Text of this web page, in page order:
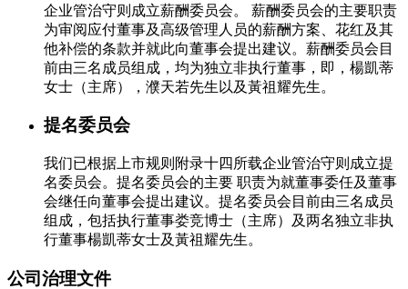
企业管治守则成立薪酬委员会。 薪酬委员会的主要职责
为审阅应付董事及高级管理人员的薪酬方案、花红及其
他补偿的条款并就此向董事会提出建议。薪酬委员会目
前由三名成员组成，均为独立非执行董事，即，楊凱蒂
女士（主席），濮天若先生以及黃祖耀先生。
提名委员会
我们已根据上市规则附录十四所载企业管治守则成立提
名委员会。提名委员会的主要 职责为就董事委任及董事
会继任向董事会提出建议。提名委员会目前由三名成员
组成，包括执行董事娄竞博士（主席）及两名独立非执
行董事楊凱蒂女士及黃祖耀先生。
公司治理文件